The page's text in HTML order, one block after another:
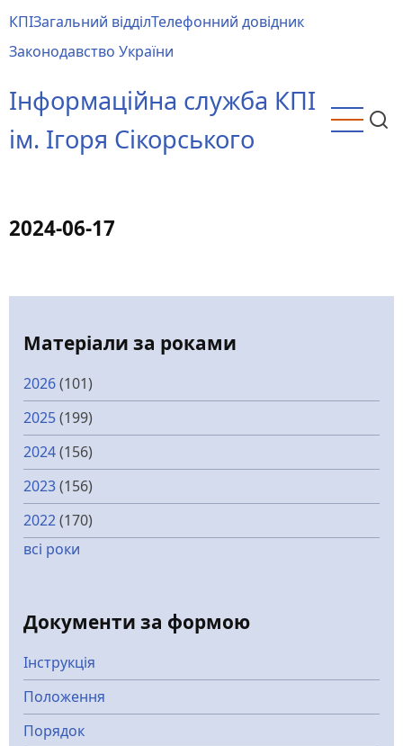
до
основного
КПІЗагальний відділТелефонний довідник
Законодавство України
Інформаційна служба КПІ
ім. Ігоря Сікорського
2024-06-17
Матеріали за роками
2026(101)
2025(199)
2024(156)
2023(156)
2022(170)
всі роки
Документи за формою
Інструкція
Положення
Порядок